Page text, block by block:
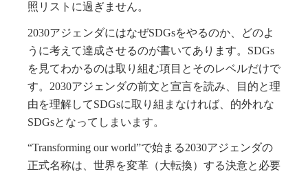
照リストに過ぎません。
2030アジェンダにはなぜSDGsをやるのか、どのよ
うに考えて達成させるのが書いてあります。SDGs
を見てわかるのは取り組む項目とそのレベルだけで
す。2030アジェンダの前文と宣言を読み、目的と理
由を理解してSDGsに取り組まなければ、的外れな
SDGsとなってしまいます。
“Transforming our world”で始まる2030アジェンダの
正式名称は、世界を変革（大転換）する決意と必要